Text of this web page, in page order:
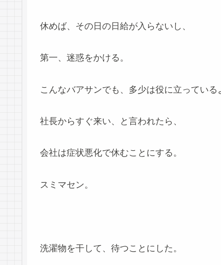
休めば、その日の日給が入らないし、
第一、迷惑をかける。
こんなバアサンでも、多少は役に立っている
社長からすぐ来い、と言われたら、
会社は症状悪化で休むことにする。
スミマセン。
洗濯物を干して、待つことにした。